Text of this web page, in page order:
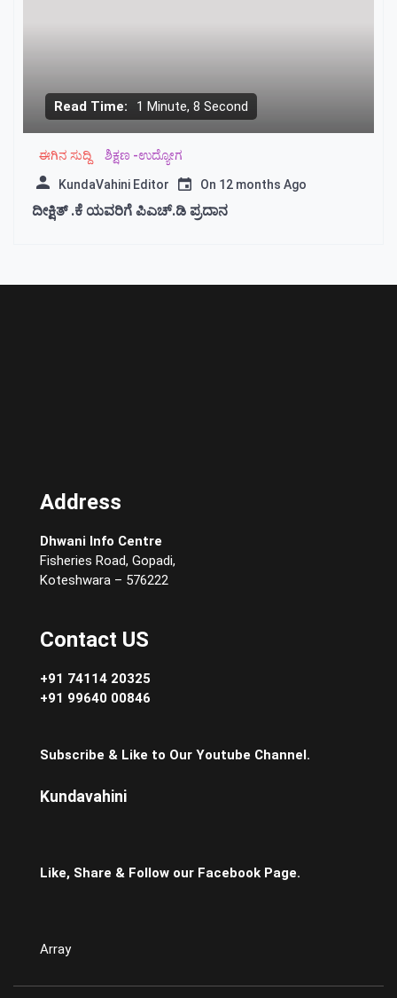
Read Time: 1 Minute, 8 Second
ಈಗಿನ ಸುದ್ದಿ ಶಿಕ್ಷಣ -ಉದ್ಯೋಗ
KundaVahini Editor On 12 months Ago
ದೀಕ್ಷಿತ್ .ಕೆ ಯವರಿಗೆ ಪಿಎಚ್.ಡಿ ಪ್ರದಾನ
Address
Dhwani Info Centre
Fisheries Road, Gopadi,
Koteshwara – 576222
Contact US
+91 74114 20325
+91 99640 00846
Subscribe & Like to Our Youtube Channel.
Kundavahini
Like, Share & Follow our Facebook Page.
Array